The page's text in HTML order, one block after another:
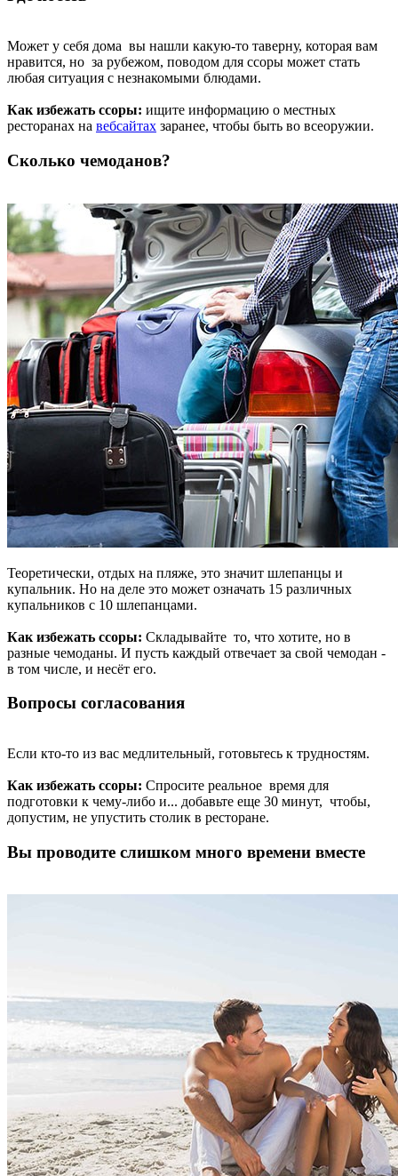
Может у себя дома вы нашли какую-то таверну, которая вам
нравится, но за рубежом, поводом для ссоры может стать
любая ситуация с незнакомыми блюдами.
Как избежать ссоры: ищите информацию о местных
ресторанах на вебсайтах заранее, чтобы быть во всеоружии.
Сколько чемоданов?
Теоретически, отдых на пляже, это значит шлепанцы и
купальник. Но на деле это может означать 15 различных
купальников с 10 шлепанцами.
Как избежать ссоры: Складывайте то, что хотите, но в
разные чемоданы. И пусть каждый отвечает за свой чемодан -
в том числе, и несёт его.
Вопросы согласования
Если кто-то из вас медлительный, готовьтесь к трудностям.
Как избежать ссоры: Спросите реальное время для
подготовки к чему-либо и... добавьте еще 30 минут, чтобы,
допустим, не упустить столик в ресторане.
Вы проводите слишком много времени вместе